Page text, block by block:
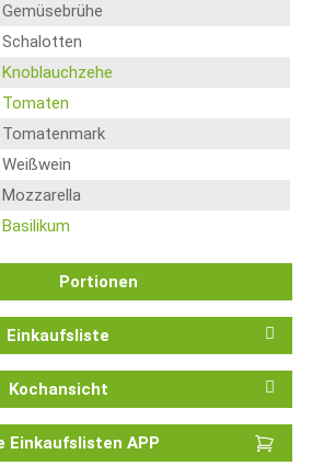
Gemüsebrühe
Schalotten
Knoblauchzehe
Tomaten
Tomatenmark
Weißwein
Mozzarella
Basilikum
Portionen
Einkaufsliste
Kochansicht
Einkaufslisten APP